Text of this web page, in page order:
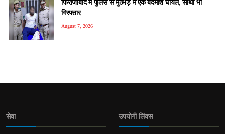
फिरोजाबाद में पुलिस से मुठभेड़ में एक बदमाश घायल, साथी भी
गिरफ्तार
August 7, 2026
सेवा उपयोगी लिंक्स